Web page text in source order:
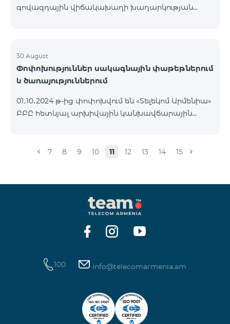
գովազդային վիճակախաղի խաղարկության
քարտի` TeamTok կանխավճարային
սակագնային փաթեթի հեռախոսահամարով։
Հաղթող հեռախոսահամարներն ընտրվելու են
Հետևեք մեզ Team-ի Facebook-յան և YouTube-յան
ալիքների պաշտոնական էջերում: Մանրամասն
30 August
Փոփոխություններ սակագնային փաթեթներում
և ծառայություններում
01․10․2024 թ-ից փոփոխվում են «Տելեկոմ Արմենիա»
ԲԲԸ հետևյալ արխիվային կանխավճարային
հաշվեկշռին բավարար գումար լինելու դեպքում
գանձման պահին հաշվեկշռին չլինի բավարար
գումար, ապա Տարբերակ 1 կամ Տարբերակ 2
ծառայությունները ավտոմատ չեն երկարաձգվի:
Ծառայությունները նորից կվերաակտիվանան,
երբ հաշվեկշռին լինի միանվագ ամբողջական
7 8 9 10 11 12 13 14 15
100 info@telecomarmenia.am